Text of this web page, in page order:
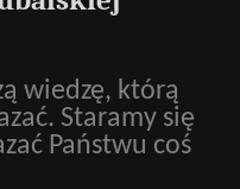
wiedzę, którą
Staramy się
Państwu coś